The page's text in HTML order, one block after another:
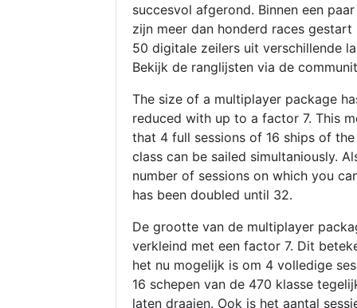
succesvol afgerond. Binnen een
zijn meer dan honderd races gestart
50 digitale zeilers uit verschillende
Bekijk de ranglijsten via de
The size of a multiplayer package
reduced with up to a factor 7. This
that 4 full sessions of 16 ships of
class can be sailed simultaniously.
number of sessions on which you
has been doubled until 32.
De grootte van de multiplayer
verkleind met een factor 7. Dit
het nu mogelijk is om 4 volledige
16 schepen van de 470 klasse
laten draaien. Ook is het aantal